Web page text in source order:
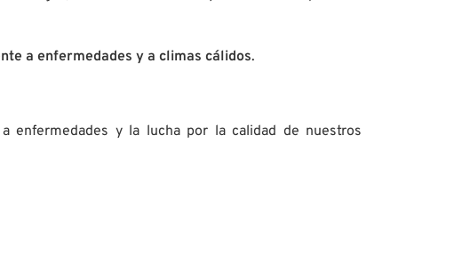
a enfermedades y a climas cálidos.
enfermedades y la lucha por la calidad de nuestros